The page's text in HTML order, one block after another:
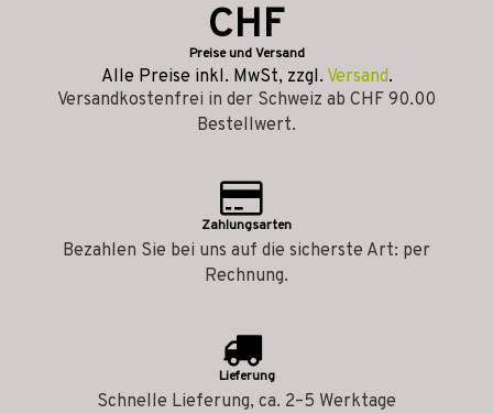
CHF
Preise und Versand
Alle Preise inkl. MwSt, zzgl. Versand.
Versandkostenfrei in der Schweiz ab CHF 90.00
Bestellwert.
Zahlungsarten
Bezahlen Sie bei uns auf die sicherste Art: per
Rechnung.
Lieferung
Schnelle Lieferung, ca. 2–5 Werktage